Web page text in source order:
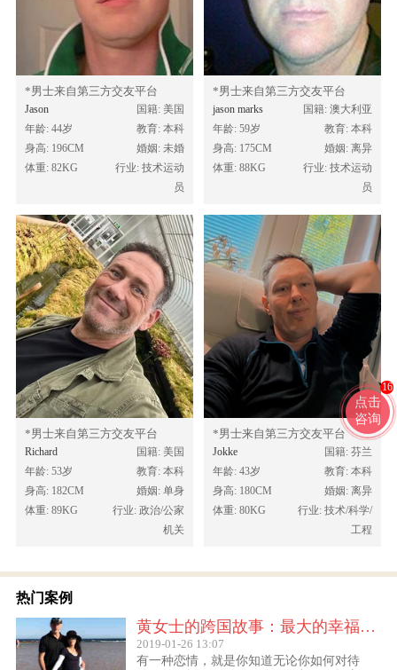
*男士来自第三方交友平台
Jason
国籍: 美国
年龄: 44岁
教育: 本科
身高: 196CM
婚姻: 未婚
体重: 82KG
行业: 技术运动
员
*男士来自第三方交友平台
jason marks
国籍: 澳大利亚
年龄: 59岁
教育: 本科
身高: 175CM
婚姻: 离异
体重: 88KG
行业: 技术运动
员
*男士来自第三方交友平台
Richard
国籍: 美国
年龄: 53岁
教育: 本科
身高: 182CM
婚姻: 单身
体重: 89KG
行业: 政治/公家
机关
*男士来自第三方交友平台
Jokke
国籍: 芬兰
年龄: 43岁
教育: 本科
身高: 180CM
婚姻: 离异
体重: 80KG
行业: 技术/科学/
工程
热门案例
黄女士的跨国故事：最大的幸福便是有一个白马王子一直默默等着自己
2019-01-26 13:07
有一种恋情，就是你知道无论你如何对待
点击
咨询
16